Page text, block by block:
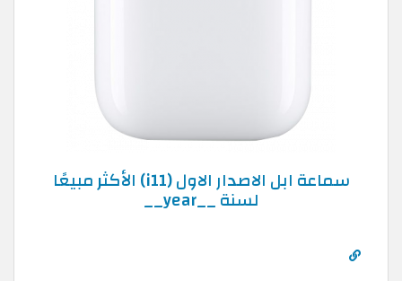
سماعة ابل الاصدار الاول (i11) الأكثر مبيعًا
لسنة __year__